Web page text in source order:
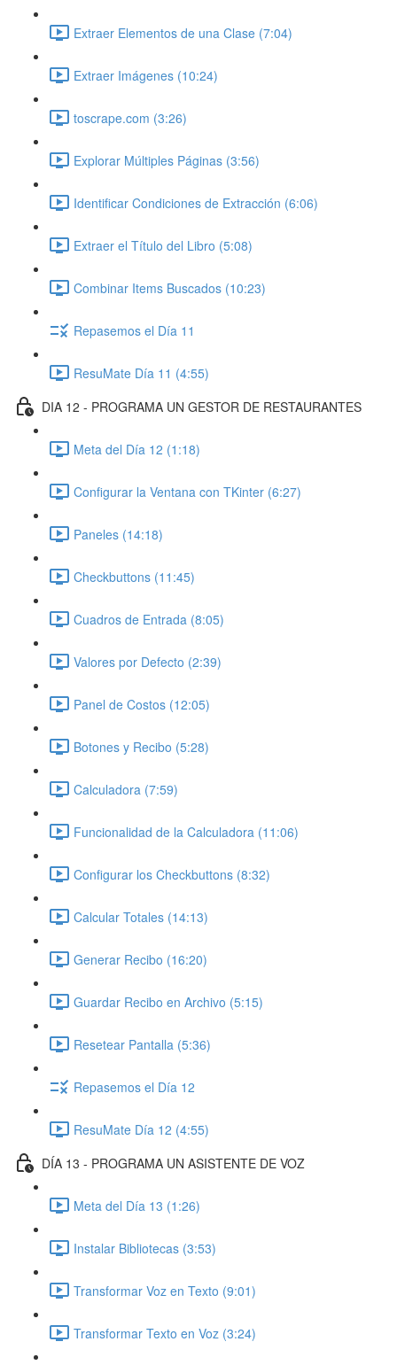
Extraer Elementos de una Clase (7:04)
Extraer Imágenes (10:24)
toscrape.com (3:26)
Explorar Múltiples Páginas (3:56)
Identificar Condiciones de Extracción (6:06)
Extraer el Título del Libro (5:08)
Combinar Items Buscados (10:23)
Repasemos el Día 11
ResuMate Día 11 (4:55)
DIA 12 - PROGRAMA UN GESTOR DE RESTAURANTES
Meta del Día 12 (1:18)
Configurar la Ventana con TKinter (6:27)
Paneles (14:18)
Checkbuttons (11:45)
Cuadros de Entrada (8:05)
Valores por Defecto (2:39)
Panel de Costos (12:05)
Botones y Recibo (5:28)
Calculadora (7:59)
Funcionalidad de la Calculadora (11:06)
Configurar los Checkbuttons (8:32)
Calcular Totales (14:13)
Generar Recibo (16:20)
Guardar Recibo en Archivo (5:15)
Resetear Pantalla (5:36)
Repasemos el Día 12
ResuMate Día 12 (4:55)
DÍA 13 - PROGRAMA UN ASISTENTE DE VOZ
Meta del Día 13 (1:26)
Instalar Bibliotecas (3:53)
Transformar Voz en Texto (9:01)
Transformar Texto en Voz (3:24)